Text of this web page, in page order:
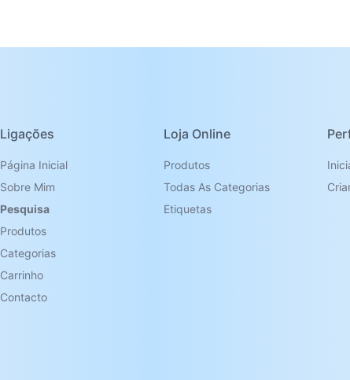
Ligações
Página Inicial
Sobre Mim
Pesquisa
Produtos
Categorias
Carrinho
Contacto
Loja Online
Produtos
Todas As Categorias
Etiquetas